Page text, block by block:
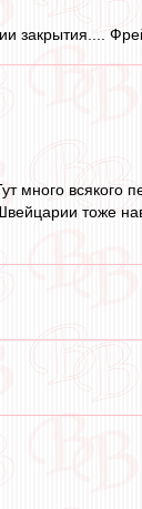
закрытия....
всякого
тоже